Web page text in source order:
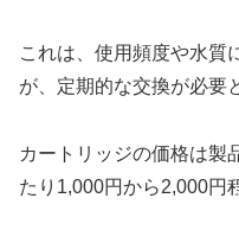
これは、使用頻度や水質
が、定期的な交換が必要
カートリッジの価格は製
たり1,000円から2,000円